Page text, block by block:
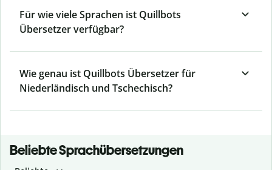
Für wie viele Sprachen ist Quillbots
Übersetzer verfügbar?
Wie genau ist Quillbots Übersetzer für
Niederländisch und Tschechisch?
Beliebte Sprachübersetzungen